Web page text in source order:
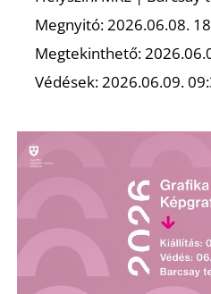
Megnyitó: 2026.06.08.
Megtekinthető:
Védések: 2026.06.09.